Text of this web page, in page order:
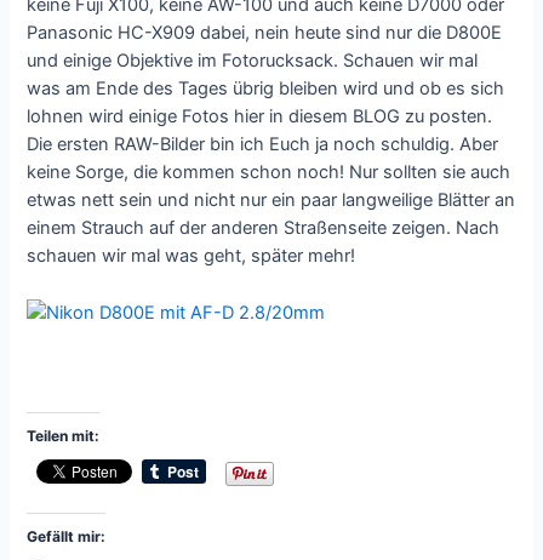
keine Fuji X100, keine AW-100 und auch keine D7000 oder
Panasonic HC-X909 dabei, nein heute sind nur die D800E
und einige Objektive im Fotorucksack. Schauen wir mal
was am Ende des Tages übrig bleiben wird und ob es sich
lohnen wird einige Fotos hier in diesem BLOG zu posten.
Die ersten RAW-Bilder bin ich Euch ja noch schuldig. Aber
keine Sorge, die kommen schon noch! Nur sollten sie auch
etwas nett sein und nicht nur ein paar langweilige Blätter an
einem Strauch auf der anderen Straßenseite zeigen. Nach
schauen wir mal was geht, später mehr!
Teilen mit:
Gefällt mir: